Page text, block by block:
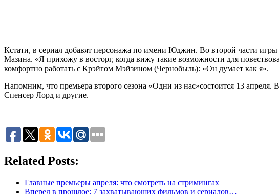
Кстати, в сериал добавят персонажа по имени Юджин. Во второй части
Мазина. «Я прихожу в восторг, когда вижу такие возможности для
комфортно работать с Крэйгом Мэйзином (Чернобыль): «Он думает как я».
Напомним, что премьера второго сезона «Одни из нас»состоится 13
Спенсер Лорд и другие.
Related Posts:
Главные премьеры апреля: что смотреть на стримингах
Вперед в прошлое: 7 захватывающих фильмов и сериалов…